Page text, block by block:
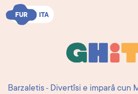
FUR ITA
FUR ITA
Ghiti
Barzaletis - Divertîsi e imparâ cun